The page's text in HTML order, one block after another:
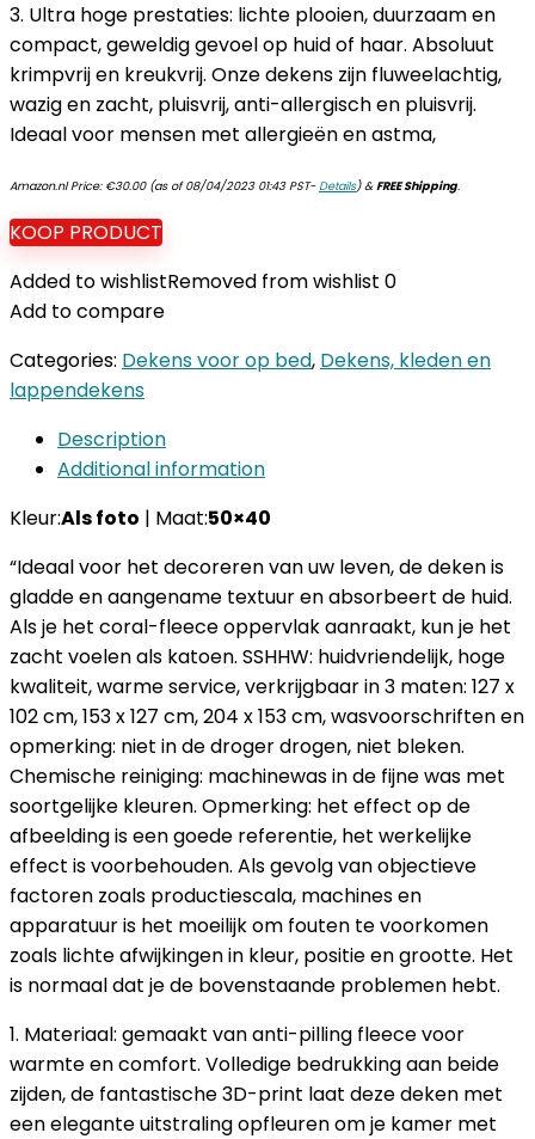
3. Ultra hoge prestaties: lichte plooien, duurzaam en
compact, geweldig gevoel op huid of haar. Absoluut
krimpvrij en kreukvrij. Onze dekens zijn fluweelachtig,
wazig en zacht, pluisvrij, anti-allergisch en pluisvrij.
Ideaal voor mensen met allergieën en astma,
Amazon.nl Price: €30.00(as of 08/04/2023 01:43 PST-Details)&FREE Shipping.
KOOP PRODUCT
Added to wishlistRemoved from wishlist 0
Add to compare
Categories: Dekens voor op bed, Dekens, kleden en
lappendekens
Description
Additional information
Kleur:Als foto | Maat:50×40
“Ideaal voor het decoreren van uw leven, de deken is
gladde en aangename textuur en absorbeert de huid.
Als je het coral-fleece oppervlak aanraakt, kun je het
zacht voelen als katoen. SSHHW: huidvriendelijk, hoge
kwaliteit, warme service, verkrijgbaar in 3 maten: 127 x
102 cm, 153 x 127 cm, 204 x 153 cm, wasvoorschriften en
opmerking: niet in de droger drogen, niet bleken.
Chemische reiniging: machinewas in de fijne was met
soortgelijke kleuren. Opmerking: het effect op de
afbeelding is een goede referentie, het werkelijke
effect is voorbehouden. Als gevolg van objectieve
factoren zoals productiescala, machines en
apparatuur is het moeilijk om fouten te voorkomen
zoals lichte afwijkingen in kleur, positie en grootte. Het
is normaal dat je de bovenstaande problemen hebt.
1. Materiaal: gemaakt van anti-pilling fleece voor
warmte en comfort. Volledige bedrukking aan beide
zijden, de fantastische 3D-print laat deze deken met
een elegante uitstraling opfleuren om je kamer met